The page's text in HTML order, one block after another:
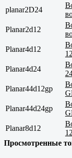
planar2D24
Planar2d12
Planar4d12
Planar4d24
Planar44d12gp
Planar44d24gp
Planar8d12
Просмотренные